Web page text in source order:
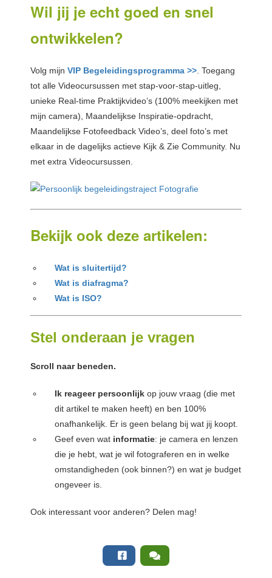
Wil jij je echt goed en snel
ontwikkelen?
Volg mijn VIP Begeleidingsprogramma >> . Toegang
tot alle Videocursussen met stap-voor-stap-uitleg,
unieke Real-time Praktijkvideo’s (100% meekijken met
mijn camera), Maandelijkse Inspiratie-opdracht,
Maandelijkse Fotofeedback Video’s, deel foto’s met
elkaar in de dagelijks actieve Kijk & Zie Community. Nu
met extra Videocursussen.
Bekijk ook deze artikelen:
Wat is sluitertijd?
Wat is diafragma?
Wat is ISO?
Stel onderaan je vragen
Scroll naar beneden.
Ik reageer persoonlijk op jouw vraag (die met
dit artikel te maken heeft) en ben 100%
onafhankelijk. Er is geen belang bij wat jij koopt.
Geef even wat informatie: je camera en lenzen
die je hebt, wat je wil fotograferen en in welke
omstandigheden (ook binnen?) en wat je budget
ongeveer is.
Ook interessant voor anderen? Delen mag!